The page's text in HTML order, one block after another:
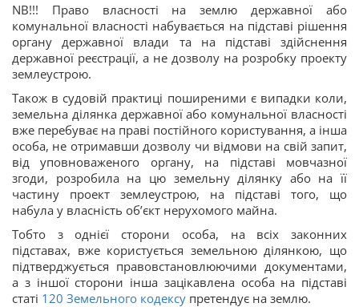
NB!!! Право власності на землю державної або
комунальної власності набувається на підставі рішення
органу державної влади та на підставі здійснення
державної реєстрації, а не дозволу на розробку проекту
землеустрою.
Також в судовій практиці поширеними є випадки коли,
земельна ділянка державної або комунальної власності
вже перебуває на праві постійного користування, а інша
особа, не отримавши дозволу чи відмови на свій запит,
від уповноваженого органу, на підставі мовчазної
згоди, розробила на цю земельну ділянку або на її
частину проект землеустрою, на підставі того, що
набула у власність об’єкт нерухомого майна.
Тобто з однієї сторони особа, на всіх законних
підставах, вже користується земельною ділянкою, що
підтверджується правовстановлюючими документами,
а з іншої сторони інша зацікавлена особа на підставі
статі 120 Земельного кодексу претендує на землю.